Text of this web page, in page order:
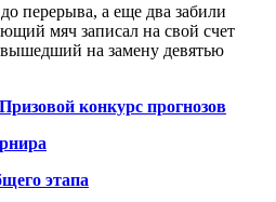
перерыва, а еще два забили
мяч записал на свой счет
на замену девятью
конкурс прогнозов
этапа